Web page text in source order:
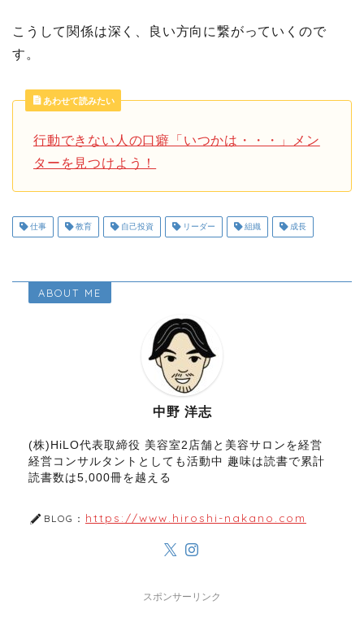
こうして関係は深く、良い方向に繋がっていくので
す。
あわせて読みたい
行動できない人の口癖「いつかは・・・」メン
ターを見つけよう！
仕事 教育 自己投資 リーダー 組織 成長
ABOUT ME
中野 洋志
(株)HiLO代表取締役 美容室2店舗と美容サロンを経営
経営コンサルタントとしても活動中 趣味は読書で累計
読書数は5,000冊を越える
BLOG： https://www.hiroshi-nakano.com
スポンサーリンク